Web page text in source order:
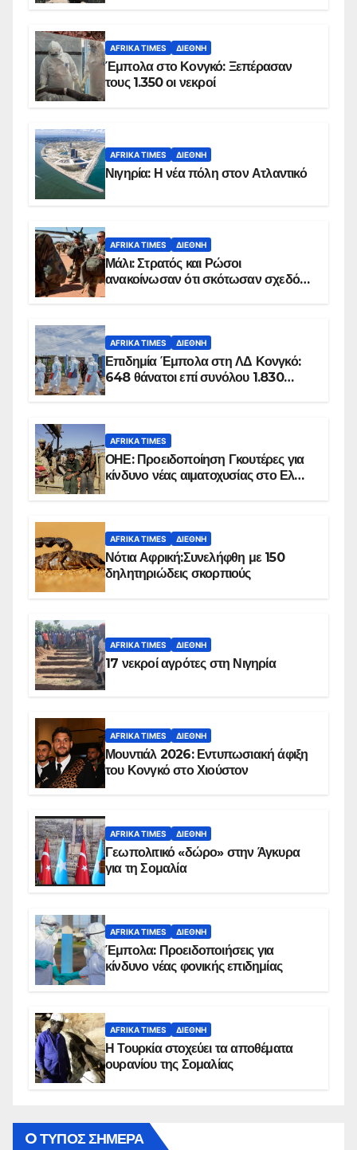
AFRIKA TIMES ΔΙΕΘΝΉ
Έμπολα στο Κονγκό: Ξεπέρασαν
τους 1.350 οι νεκροί
AFRIKA TIMES ΔΙΕΘΝΉ
Νιγηρία: Η νέα πόλη στον Ατλαντικό
AFRIKA TIMES ΔΙΕΘΝΉ
Μάλι: Στρατός και Ρώσοι
ανακοίνωσαν ότι σκότωσαν σχεδόν
AFRIKA TIMES ΔΙΕΘΝΉ
Επιδημία Έμπολα στη ΛΔ Κονγκό:
648 θάνατοι επί συνόλου 1.830
AFRIKA TIMES
ΟΗΕ: Προειδοποίηση Γκουτέρες για
κίνδυνο νέας αιματοχυσίας στο Ελ
AFRIKA TIMES ΔΙΕΘΝΉ
Νότια Αφρική:Συνελήφθη με 150
δηλητηριώδεις σκορπιούς
AFRIKA TIMES ΔΙΕΘΝΉ
17 νεκροί αγρότες στη Νιγηρία
AFRIKA TIMES ΔΙΕΘΝΉ
Μουντιάλ 2026: Εντυπωσιακή άφιξη
του Κονγκό στο Χιούστον
AFRIKA TIMES ΔΙΕΘΝΉ
Γεωπολιτικό «δώρο» στην Άγκυρα
για τη Σομαλία
AFRIKA TIMES ΔΙΕΘΝΉ
Έμπολα: Προειδοποιήσεις για
κίνδυνο νέας φονικής επιδημίας
AFRIKA TIMES ΔΙΕΘΝΉ
Η Τουρκία στοχεύει τα αποθέματα
ουρανίου της Σομαλίας
O ΤΥΠΟΣ ΣΗΜΕΡΑ